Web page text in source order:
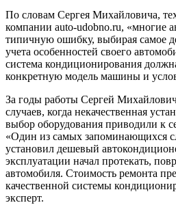
По словам Сергея Михайловича,
компании auto-udobno.ru, «многие
типичную ошибку, выбирая самое
учета особенностей своего
система кондиционирования
конкретную модель машины и
За годы работы Сергей
случаев, когда некачественная
выбор оборудования приводили к
«Один из самых запоминающихся
установил дешевый
эксплуатации начал протекать,
автомобиля. Стоимость ремонта
качественной системы
эксперт.